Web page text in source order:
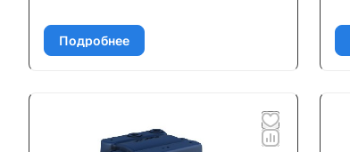
Подробнее